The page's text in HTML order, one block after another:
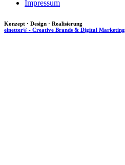
Impressum
Konzept · Design · Realisierung
einetter® - Creative Brands & Digital Marketing